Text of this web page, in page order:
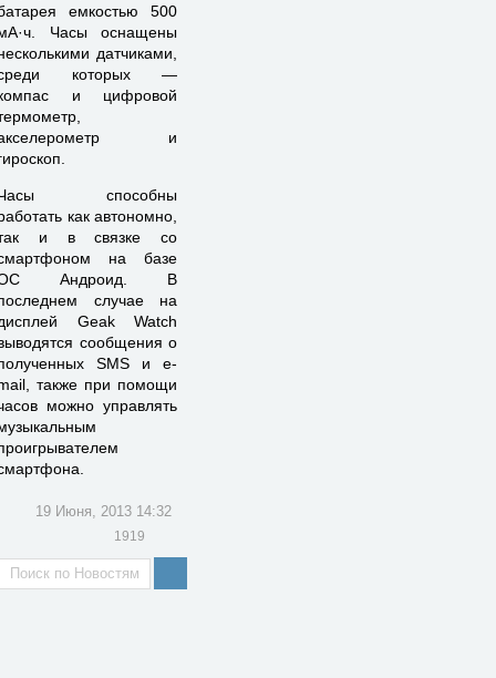
емкостью 500
Часы оснащены
датчиками,
которых —
и цифровой
и
способны
как автономно,
и в связке со
на базе
Андроид. В
случае на
Geak Watch
сообщения о
SMS и e-
также при помощи
можно управлять
19 Июня, 2013 14:32
1919